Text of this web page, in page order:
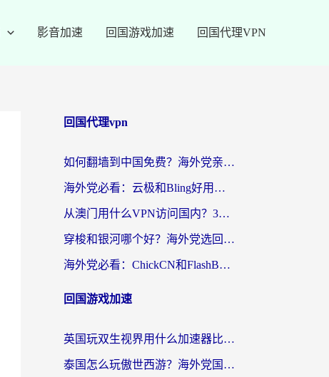
影音加速 回国游戏加速 回国代理VPN
回国代理vpn
如何翻墙到中国免费？海外党亲测：从踩坑到选对加速器的全攻略
海外党必看：云极和Bling好用吗？3分钟教你选对回国加速器
从澳门用什么VPN访问国内？3个实用标准帮你避开坑，无缝刷剧听歌
穿梭和银河哪个好？海外党选回国加速器的避坑指南，附番茄加速器实测体验
海外党必看：ChickCN和FlashBack好用吗？3招教你选对回国加速器（附云极、HomeCN、斧牛vs艾果对比）
回国游戏加速
英国玩双生视界用什么加速器比较好？海外党亲测有效的国服游戏加速方案
泰国怎么玩傲世西游？海外党国服游戏加速终极攻略（附光明大陆量子特攻实测）